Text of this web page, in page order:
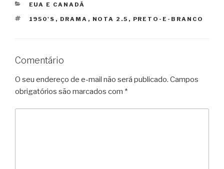
CATEGORIAS
EUA E CANADÁ
TAGS
1950'S , DRAMA , NOTA 2.5 , PRETO-E-BRANCO
Comentário
O seu endereço de e-mail não será publicado. Campos
obrigatórios são marcados com *